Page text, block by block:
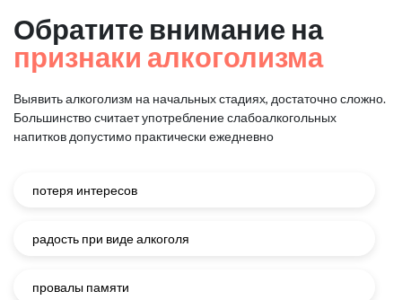
Обратите внимание на
признаки алкоголизма
Выявить алкоголизм на начальных стадиях, достаточно сложно.
Большинство считает употребление слабоалкогольных
напитков допустимо практически ежедневно
потеря интересов
радость при виде алкоголя
провалы памяти